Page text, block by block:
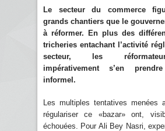
Le secteur du commerce
grands chantiers que le
à réformer. En plus des
tricheries entachant l’activité
secteur, les
impérativement s’en
informel.
Les multiples tentatives menées
régulariser ce «bazar» ont,
échouées. Pour Ali Bey Nasri,